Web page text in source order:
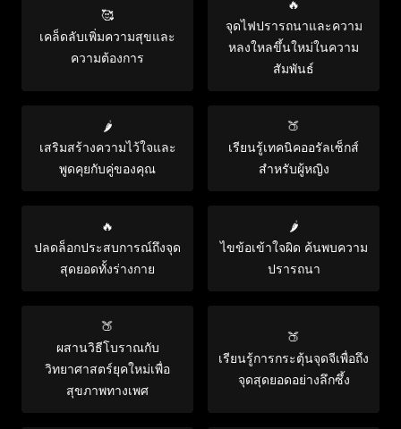
🥰
เคล็ดลับเพิ่มความสุขและ
ความต้องการ
🔥
จุดไฟปรารถนาและความ
หลงใหลขึ้นใหม่ในความ
สัมพันธ์
🌶️
เสริมสร้างความไว้ใจและ
พูดคุยกับคู่ของคุณ
🍑
เรียนรู้เทคนิคออรัลเซ็กส์
สำหรับผู้หญิง
🔥
ปลดล็อกประสบการณ์ถึงจุด
สุดยอดทั้งร่างกาย
🌶️
ไขข้อเข้าใจผิด ค้นพบความ
ปรารถนา
🍑
ผสานวิธีโบราณกับ
วิทยาศาสตร์ยุคใหม่เพื่อ
สุขภาพทางเพศ
🍑
เรียนรู้การกระตุ้นจุดจีเพื่อถึง
จุดสุดยอดอย่างลึกซึ้ง